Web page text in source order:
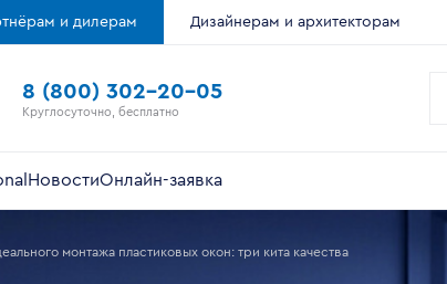
и дилерам Дизайнерам и архитекторам
8 (800) 302-20-05
Круглосуточно, бесплатно
НовостиОнлайн-заявка
монтажа пластиковых окон: три кита качества